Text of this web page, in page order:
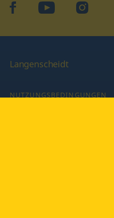
facebookYouTube Instagram
Langenscheidt
NUTZUNGSBEDINGUNGEN